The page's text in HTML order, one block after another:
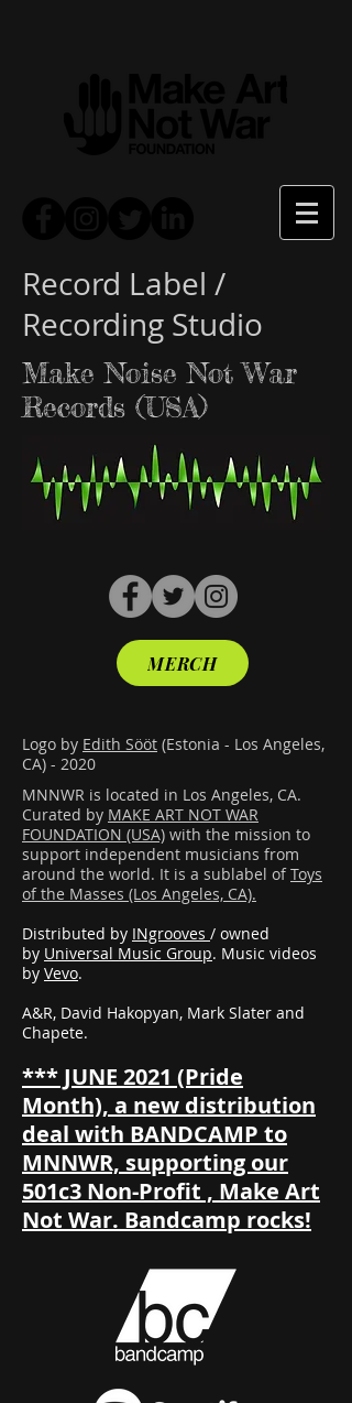
Record Label /
Recording Studio
Make Noise Not War
Records (USA)
MERCH
Logo by Edith Sööt (Estonia - Los Angeles,
CA) - 2020
MNNWR is located in Los Angeles, CA.
Curated by MAKE ART NOT WAR
FOUNDATION (USA) with the mission to
support independent musicians from
around the world. It is a sublabel ofToys
of the Masses (Los Angeles, CA).
Distributed by INgrooves / owned
by Universal Music Group. Music videos
by Vevo.
A&R, David Hakopyan, Mark Slater and
Chapete.
*** JUNE 2021 (Pride
Month), a new distribution
deal with BANDCAMP to
MNNWR, supporting our
501c3 Non-Profit , Make Art
Not War. Bandcamp rocks!